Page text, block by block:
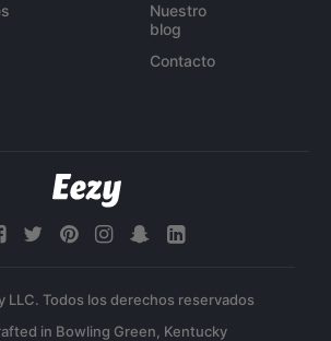
Nuestro
blog
Contacto
LLC. Todos los derechos reservados